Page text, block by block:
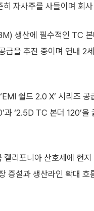
자사주를 사들이며 회
생산에 필수적인 TC
을 추진 중이며 연내 2
쉴드 2.0 X’ 시리즈 공
‘2.5D TC 본더 120’
리포니아 산호세에 현지
증설과 생산라인 확대